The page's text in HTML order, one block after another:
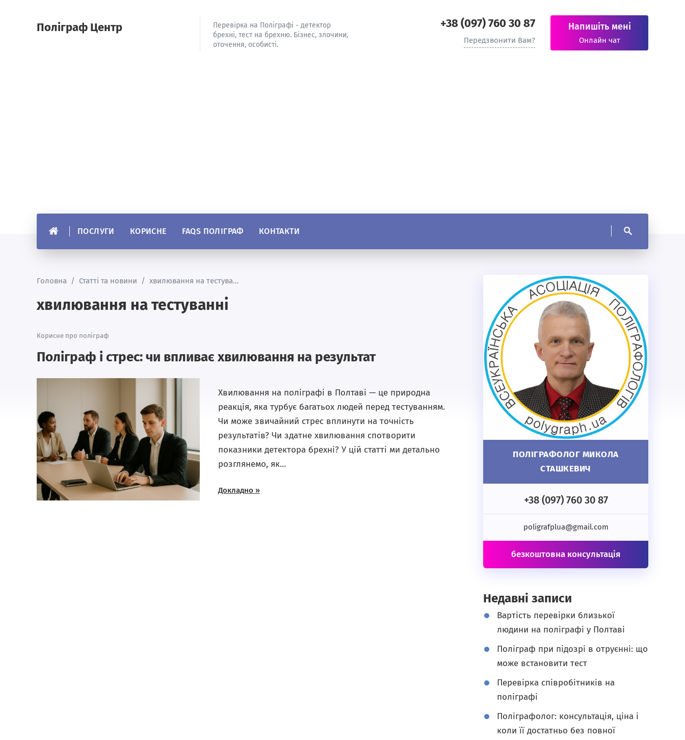
Поліграф Центр
Перевірка на Поліграфі - детектор
брехні, тест на брехню. Бізнес, злочини,
оточення, особисті.
+38 (097) 760 30 87
Передзвонити Вам?
Напишіть мені
Онлайн чат
ПОСЛУГИ КОРИСНЕ FAQS ПОЛІГРАФ КОНТАКТИ
Головна / Статті та новини / хвилювання на тестуванні
хвилювання на тестуванні
Корисне про поліграф
Поліграф і стрес: чи впливає хвилювання на результат
Хвилювання на поліграфі в Полтаві — це природна
реакція, яка турбує багатьох людей перед тестуванням.
Чи може звичайний стрес вплинути на точність
результатів? Чи здатне хвилювання спотворити
показники детектора брехні? У цій статті ми детально
розглянемо, як...
Докладно »
ПОЛІГРАФОЛОГ МИКОЛА
СТАШКЕВИЧ
+38 (097) 760 30 87
poligrafplua@gmail.com
безкоштовна консультація
Недавні записи
Вартість перевірки близької
людини на поліграфі у Полтаві
Поліграф при підозрі в отруєнні: що
може встановити тест
Перевірка співробітників на
поліграфі
Поліграфолог: консультація, ціна і
коли її достатньо без повної